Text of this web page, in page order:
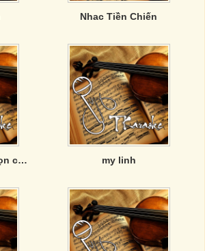
Nhac Tiền Chiến
Nhạc Vàng tuyển chọn của Phương Anh my linh